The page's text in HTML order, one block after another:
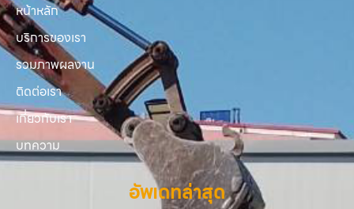
หน้าหลัก
บริการของเรา
รวมภาพผลงาน
ติดต่อเรา
เกี่ยวกับเรา
บทความ
อัพเดทล่าสุด